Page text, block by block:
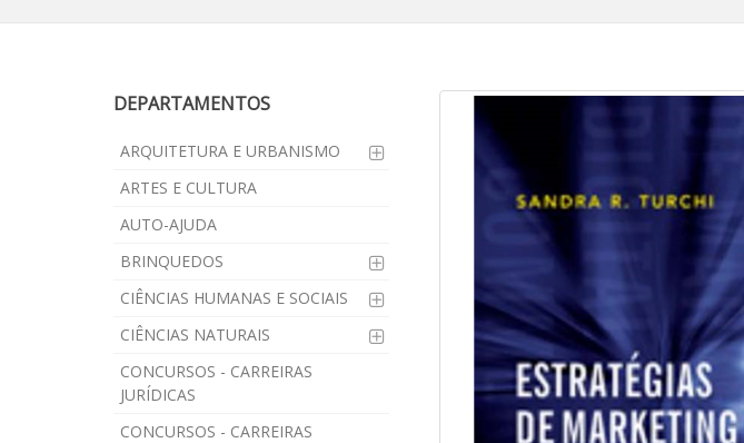
DEPARTAMENTOS
ARQUITETURA E URBANISMO
ARTES E CULTURA
AUTO-AJUDA
BRINQUEDOS
CIÊNCIAS HUMANAS E SOCIAIS
CIÊNCIAS NATURAIS
CONCURSOS - CARREIRAS
JURÍDICAS
CONCURSOS - CARREIRAS